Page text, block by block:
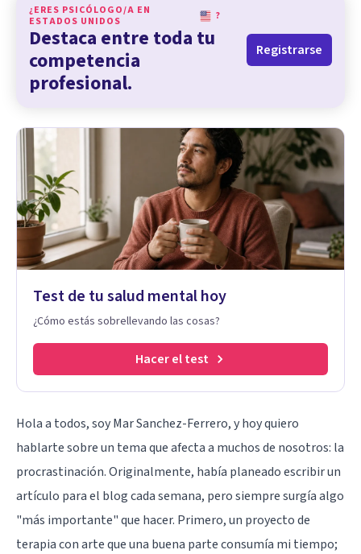
¿ERES PSICÓLOGO/A EN
ESTADOS UNIDOS
?
Destaca entre toda tu
competencia
profesional.
Registrarse
Test de tu salud mental hoy
¿Cómo estás sobrellevando las cosas?
Hacer el test
Hola a todos, soy Mar Sanchez-Ferrero, y hoy quiero
hablarte sobre un tema que afecta a muchos de nosotros: la
procrastinación. Originalmente, había planeado escribir un
artículo para el blog cada semana, pero siempre surgía algo
"más importante" que hacer. Primero, un proyecto de
terapia con arte que una buena parte consumía mi tiempo;